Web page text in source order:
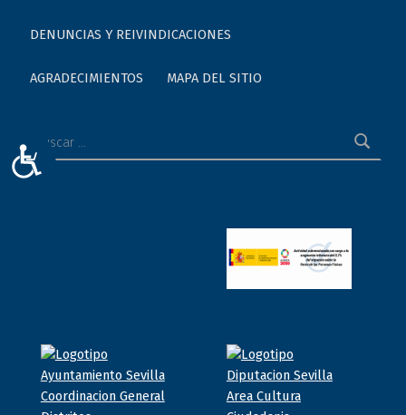
ACCESIBILIDAD
DENUNCIAS Y REIVINDICACIONES
AGRADECIMIENTOS MAPA DEL SITIO